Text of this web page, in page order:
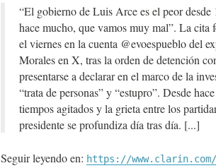
“El gobierno de Luis Arce es el peor desde
hace mucho, que vamos muy mal”. La cita
el viernes en la cuenta @evoespueblo del
Morales en X, tras la orden de detención
presentarse a declarar en el marco de la
“trata de personas” y “estupro”. Desde
tiempos agitados y la grieta entre los
presidente se profundiza día tras día.
Seguir leyendo en: https://